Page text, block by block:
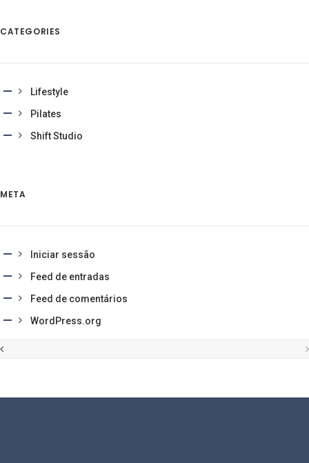
CATEGORIES
Lifestyle
Pilates
Shift Studio
META
Iniciar sessão
Feed de entradas
Feed de comentários
WordPress.org